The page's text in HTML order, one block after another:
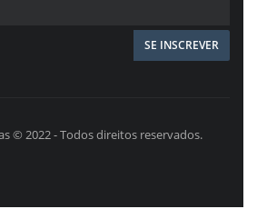
© 2022 - Todos direitos reservados.